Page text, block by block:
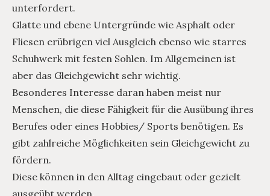
unterfordert.
Glatte und ebene Untergründe wie Asphalt oder
Fliesen erübrigen viel Ausgleich ebenso wie starres
Schuhwerk mit festen Sohlen. Im Allgemeinen ist
aber das Gleichgewicht sehr wichtig.
Besonderes Interesse daran haben meist nur
Menschen, die diese Fähigkeit für die Ausübung ihres
Berufes oder eines Hobbies/ Sports benötigen. Es
gibt zahlreiche Möglichkeiten sein Gleichgewicht zu
fördern.
Diese können in den Alltag eingebaut oder gezielt
ausgeübt werden.